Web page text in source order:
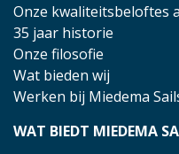
Onze kwaliteitsbeloftes
35 jaar historie
Onze filosofie
Wat bieden wij
Werken bij Miedema
WAT BIEDT MIEDEMA